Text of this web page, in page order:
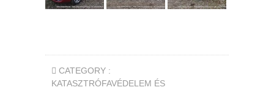
CATEGORY :
KATASZTRÓFAVÉDELEM ÉS